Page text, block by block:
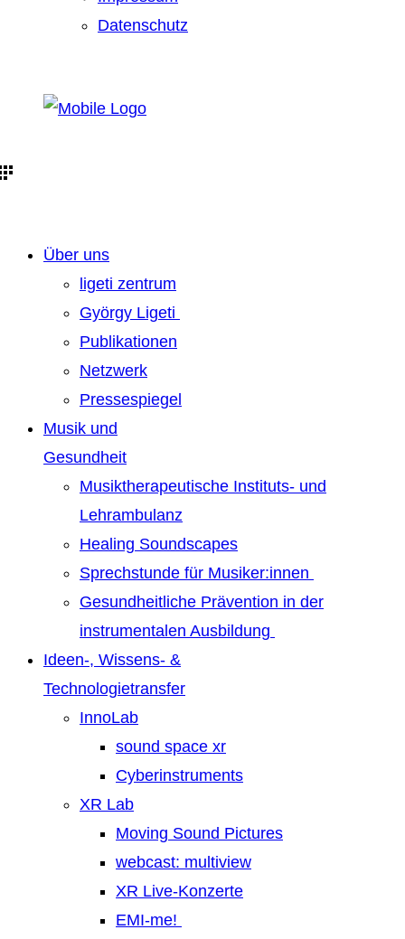
Datenschutz
Über uns
ligeti zentrum
György Ligeti
Publikationen
Netzwerk
Pressespiegel
Musik und
Gesundheit
Musiktherapeutische Instituts- und
Lehrambulanz
Healing Soundscapes
Sprechstunde für Musiker:innen
Gesundheitliche Prävention in der
instrumentalen Ausbildung
Ideen-, Wissens- &
Technologietransfer
InnoLab
sound space xr
Cyberinstruments
XR Lab
Moving Sound Pictures
webcast: multiview
XR Live-Konzerte
EMI-me!